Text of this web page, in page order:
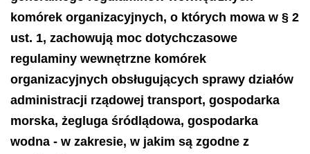
komórek organizacyjnych, o których mowa w § 2
ust. 1, zachowują moc dotychczasowe
regulaminy wewnętrzne komórek
organizacyjnych obsługujących sprawy działów
administracji rządowej transport, gospodarka
morska, żegluga śródlądowa, gospodarka
wodna - w zakresie, w jakim są zgodne z